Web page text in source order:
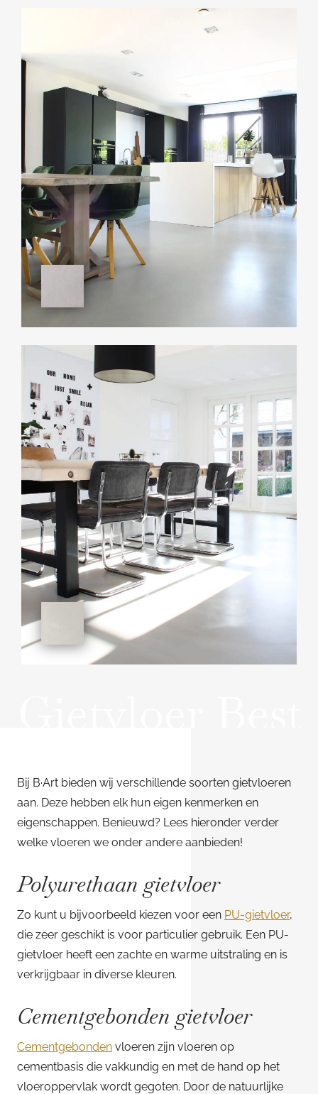
Bij B·Art bieden wij verschillende soorten gietvloeren
aan. Deze hebben elk hun eigen kenmerken en
eigenschappen. Benieuwd? Lees hieronder verder
welke vloeren we onder andere aanbieden!
Polyurethaan gietvloer
Zo kunt u bijvoorbeeld kiezen voor een PU-gietvloer,
die zeer geschikt is voor particulier gebruik. Een PU-
gietvloer heeft een zachte en warme uitstraling en is
verkrijgbaar in diverse kleuren.
Cementgebonden gietvloer
Cementgebonden vloeren zijn vloeren op
cementbasis die vakkundig en met de hand op het
vloeroppervlak wordt gegoten. Door de natuurlijke